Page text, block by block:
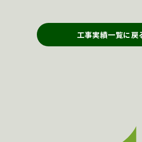
工事実績一覧に戻